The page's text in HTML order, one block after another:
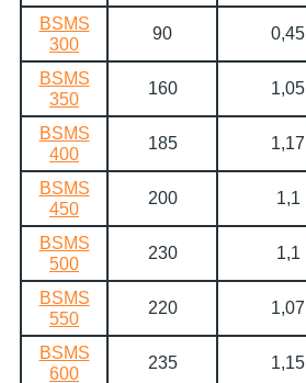
BSMS
300
90 0,45
BSMS
350
160 1,05
BSMS
400
185 1,17
BSMS
450
200 1,1
BSMS
500
230 1,1
BSMS
550
220 1,07
BSMS
600
235 1,15